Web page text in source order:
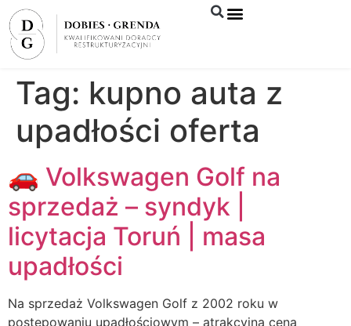
Tag: kupno auta z
upadłości oferta
🚗 Volkswagen Golf na
sprzedaż – syndyk |
licytacja Toruń | masa
upadłości
Na sprzedaż Volkswagen Golf z 2002 roku w
postępowaniu upadłościowym – atrakcyjna cena